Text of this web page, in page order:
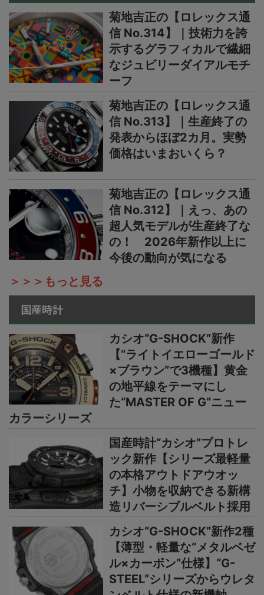
菊地吉正の【ロレックス通
信 No.314】｜技術力を誇
示するグラフィカルで繊細
なジュビリーダイアルモチ
ーフ
菊地吉正の【ロレックス通
信 No.313】｜生産終了の
発表からほぼ2カ月。実勢
価格はいまおいくら？
菊地吉正の【ロレックス通
信 No.312】｜えっ、あの
超人気モデルが生産終了な
の！ 2026年新作以上に
今後の動向が気になる
＞＞＞もっと見る
国産時計
カシオ“G-SHOCK”新作
【“ライトイエローゴールド
×ブラウン”で3機種】黄金
の地平線をテーマにし
た“MASTER OF G”ニュー
カラーシリーズ
国産時計“カシオ”プロトレ
ック新作【シリーズ最軽量
の本格アウトドアウオッ
チ】小物を収納できる新構
造リバーシブルベルト採用
カシオ“G-SHOCK”新作2種
【薄型・軽量な“メタルベゼ
ル×カーボン”仕様】“G-
STEEL”シリーズからウレタ